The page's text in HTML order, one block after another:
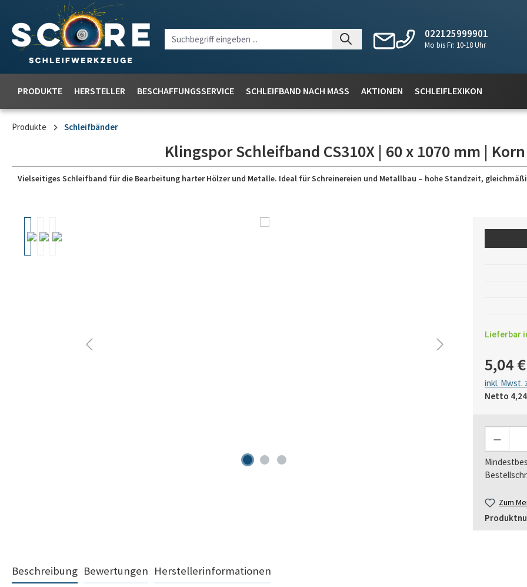
022125999901
Mo bis Fr: 10-18 Uhr
PRODUKTE HERSTELLER BESCHAFFUNGSSERVICE SCHLEIFBAND NACH MASS AKTIONEN SCHLEIFLEXIKON
Produkte Schleifbänder
Klingspor Schleifband CS310X | 60 x 1070 mm |
Vielseitiges Schleifband für die Bearbeitung harter Hölzer und Metalle. Ideal für Schreinereien und Metallbau – hohe Standzeit,
Lieferbar
5,04 €
inkl. Mwst.
Netto
Zum
Beschreibung Bewertungen Herstellerinformationen